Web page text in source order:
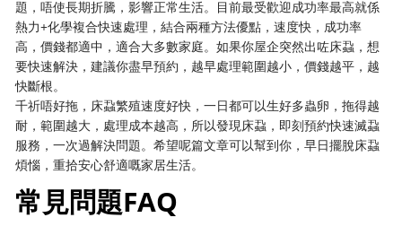
題，唔使長期折騰，影響正常生活。目前最受歡迎成功率最高就係
熱力+化學複合快速處理，結合兩種方法優點，速度快，成功率
高，價錢都適中，適合大多數家庭。如果你屋企突然出咗床蝨，想
要快速解決，建議你盡早預約，越早處理範圍越小，價錢越平，越
快斷根。
千祈唔好拖，床蝨繁殖速度好快，一日都可以生好多蟲卵，拖得越
耐，範圍越大，處理成本越高，所以發現床蝨，即刻預約快速滅蝨
服務，一次過解決問題。希望呢篇文章可以幫到你，早日擺脫床蝨
煩惱，重拾安心舒適嘅家居生活。
常見問題FAQ